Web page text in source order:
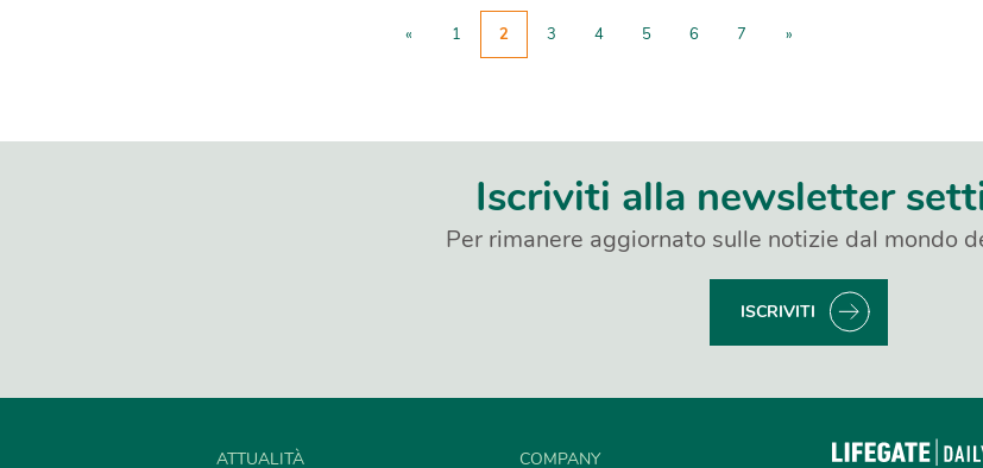
« 1 2 3 4 5 6 7 »
Iscriviti alla newsletter
Per rimanere aggiornato sulle notizie dal mondo
ISCRIVITI
ATTUALITÀ
COMPANY